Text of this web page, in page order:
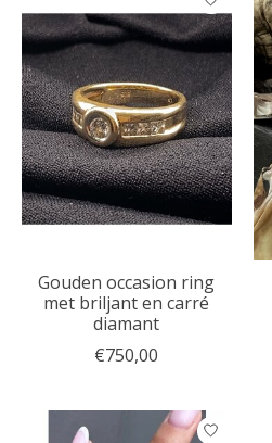
Gouden occasion ring
met briljant en carré
diamant
€750,00